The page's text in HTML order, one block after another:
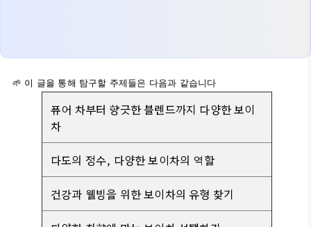
🌱 이 글을 통해 탐구할 주제들은 다음과 같습니다
퓨어 차부터 향긋한 블렌드까지 다양한 보이
차
다도의 정수, 다양한 보이차의 역할
건강과 웰빙을 위한 보이차의 유형 찾기